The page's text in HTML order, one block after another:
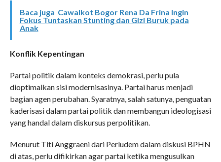
Baca juga Cawalkot Bogor Rena Da Frina Ingin
Fokus Tuntaskan Stunting dan Gizi Buruk pada
Anak
Konflik Kepentingan
Partai politik dalam konteks demokrasi, perlu pula
dioptimalkan sisi modernisasinya. Partai harus menjadi
bagian agen perubahan. Syaratnya, salah satunya, penguatan
kaderisasi dalam partai politik dan membangun ideologisasi
yang handal dalam diskursus perpolitikan.
Menurut Titi Anggraeni dari Perludem dalam diskusi BPHN
di atas, perlu difikirkan agar partai ketika mengusulkan